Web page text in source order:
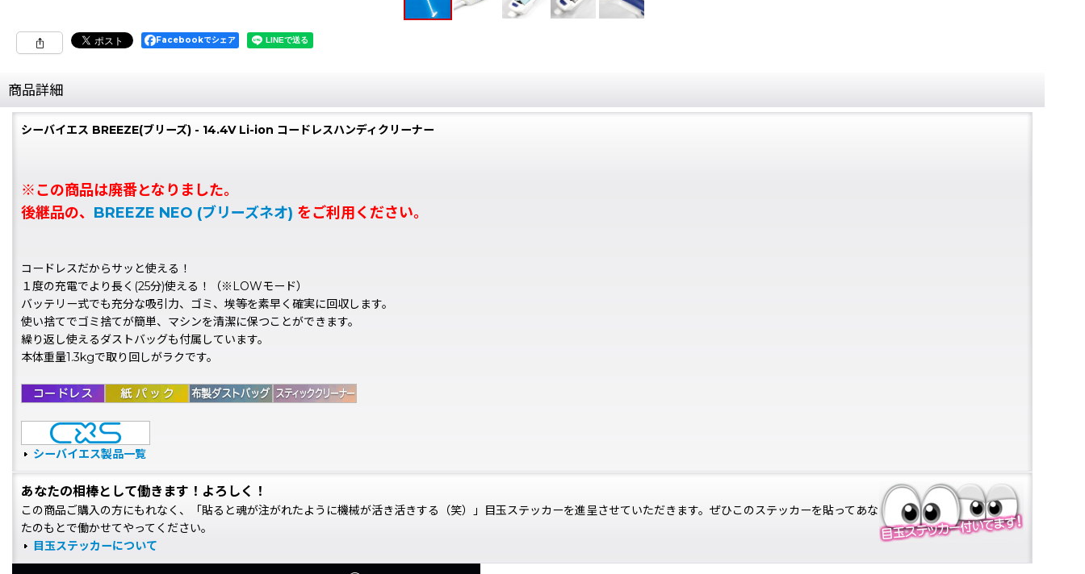
Facebookでシェア
商品詳細
シーバイエス BREEZE(ブリーズ) - 14.4V Li-ion コードレスハンディクリーナー
※この商品は廃番となりました。
後継品の、 BREEZE NEO (ブリーズネオ) をご利用ください。
コードレスだからサッと使える！
１度の充電でより長く(25分)使える！（※LOWモード）
バッテリー式でも充分な吸引力、ゴミ、埃等を素早く確実に回収します。
使い捨てでゴミ捨てが簡単、マシンを清潔に保つことができます。
繰り返し使えるダストバッグも付属しています。
本体重量1.3kgで取り回しがラクです。
シーバイエス製品一覧
あなたの相棒として働きます！よろしく！
この商品ご購入の方にもれなく、「貼ると魂が注がれたように機械が活き活きする（笑）」目玉ステッカーを進呈させていただきます。ぜひこのステッカーを貼ってあな
たのもとで働かせてやってください。
目玉ステッカーについて